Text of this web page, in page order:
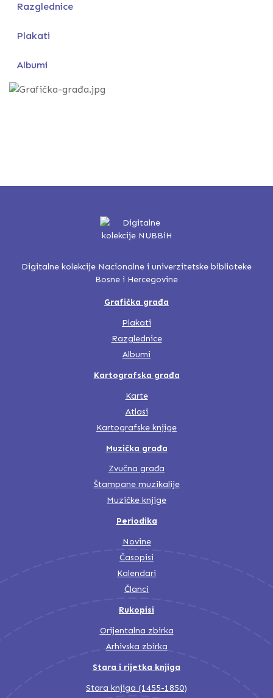
Razglednice
Plakati
Albumi
Digitalne kolekcije Nacionalne i univerzitetske biblioteke
Bosne i Hercegovine
Grafička građa
Plakati
Razglednice
Albumi
Kartografska građa
Karte
Atlasi
Kartografske knjige
Muzička građa
Zvučna građa
Štampane muzikalije
Muzičke knjige
Periodika
Novine
Časopisi
Kalendari
Članci
Rukopisi
Orijentalna zbirka
Arhivska zbirka
Stara i rijetka knjiga
Stara knjiga (1455-1850)